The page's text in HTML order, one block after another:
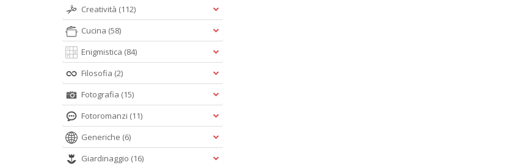
Creatività (112)
Cucina (58)
Enigmistica (84)
Filosofia (2)
Fotografia (15)
Fotoromanzi (11)
Generiche (6)
Giardinaggio (16)